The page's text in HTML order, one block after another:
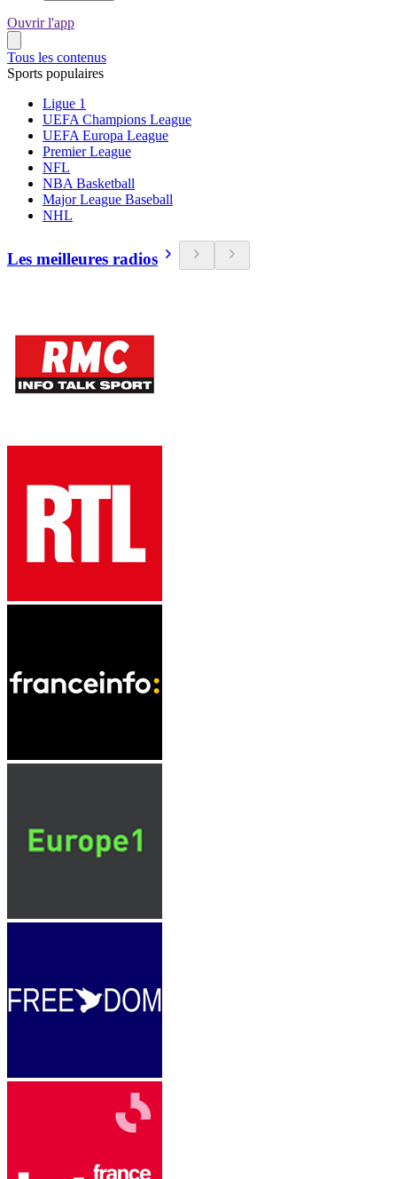
Ouvrir l'app
Tous les contenus
Sports populaires
Ligue 1
UEFA Champions League
UEFA Europa League
Premier League
NFL
NBA Basketball
Major League Baseball
NHL
Les meilleures radios